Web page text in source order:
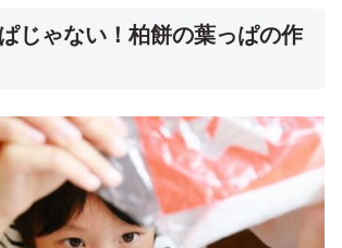
じゃない！柏餅の葉っぱの作